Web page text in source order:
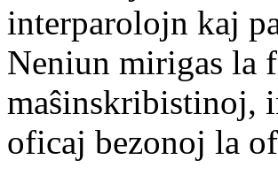
interparolojn kaj
Neniun mirigas la
maŝinskribistinoj,
oficaj bezonoj la